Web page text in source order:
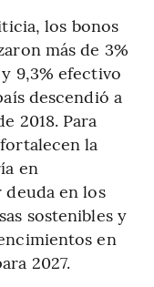
los bonos
más de 3%
9,3% efectivo
descendió a
2018. Para
la
en
en los
sostenibles y
en
2027.